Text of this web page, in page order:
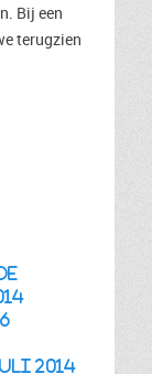
Bij een
terugzien
2014